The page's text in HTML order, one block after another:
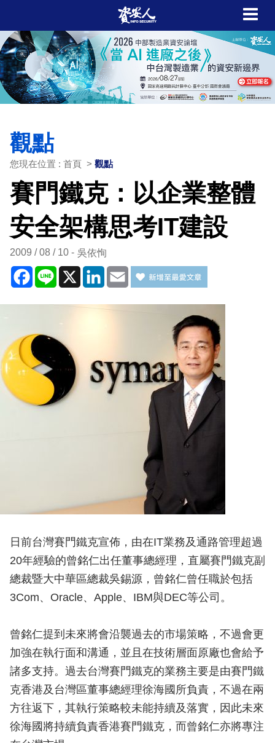
觀點
您現在位置 : 首頁 > 觀點
賽門鐵克：以企業整體
安全架構思考IT建設
2009 / 08 / 10 吳依恂
Facebook
Line X LinkedIn
Email
日前台灣賽門鐵克宣佈，由在IT業務及通路管理超過
20年經驗的曾銘仁出任董事總經理，直屬賽門鐵克副
總裁暨大中華區總裁吳錫源，曾銘仁曾任職於包括
3Com、Oracle、Apple、IBM與DEC等公司。
曾銘仁提到未來將會沿襲過去的市場策略，不過會更
加強在執行面和溝通，並且在技術層面原廠也會給予
諸多支持。過去台灣賽門鐵克的業務主要是由賽門鐵
克香港及台灣區董事總經理徐海國所負責，不過在兩
方往返下，其執行策略較未能持續及落實，因此未來
徐海國將持續負責香港賽門鐵克，而曾銘仁亦將專注